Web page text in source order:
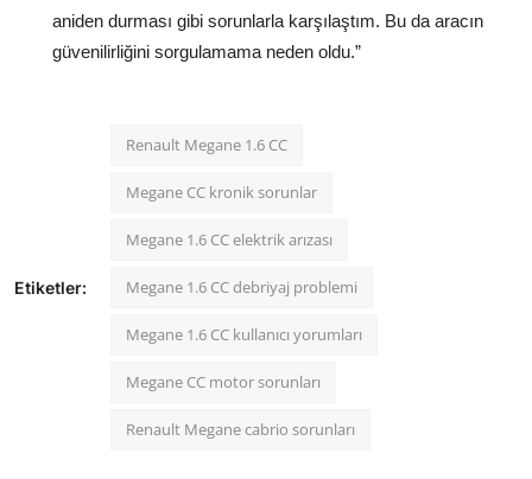
aniden durması gibi sorunlarla karşılaştım. Bu da aracın
güvenilirliğini sorgulamama neden oldu.”
Etiketler:
Renault Megane 1.6 CC
Megane CC kronik sorunlar
Megane 1.6 CC elektrik arızası
Megane 1.6 CC debriyaj problemi
Megane 1.6 CC kullanıcı yorumları
Megane CC motor sorunları
Renault Megane cabrio sorunları